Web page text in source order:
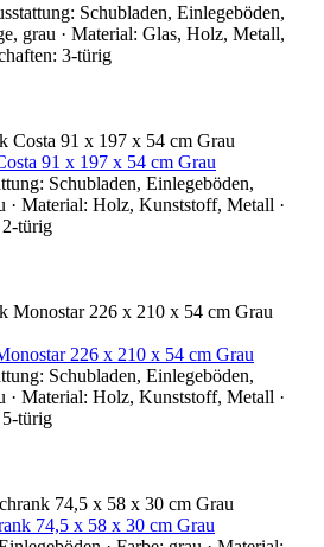
Schubladen, Einlegeböden,
grau · Material: Glas, Holz, Metall,
3-türig
91 x 197 x 54 cm Grau
Schubladen, Einlegeböden,
· Material: Holz, Kunststoff, Metall ·
2-türig
226 x 210 x 54 cm Grau
Schubladen, Einlegeböden,
· Material: Holz, Kunststoff, Metall ·
5-türig
74,5 x 58 x 30 cm Grau